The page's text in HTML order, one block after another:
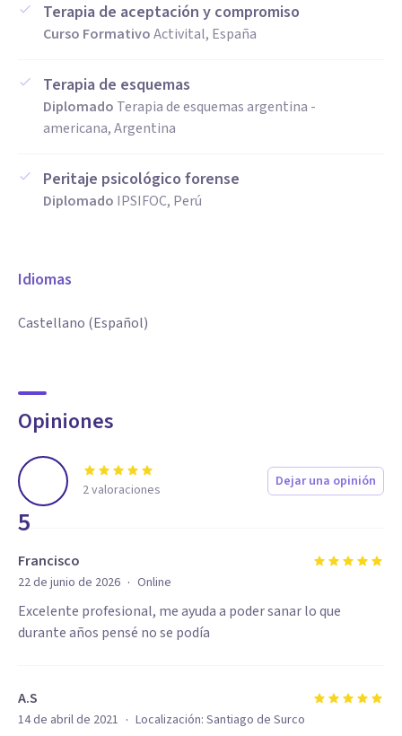
Terapia de aceptación y compromiso
Curso FormativoActivital, España
Terapia de esquemas
Diplomado Terapia de esquemas argentina -
americana, Argentina
Peritaje psicológico forense
Diplomado IPSIFOC, Perú
Idiomas
Castellano (Español)
Opiniones
5
2valoraciones Dejar una opinión
Francisco
22 de junio de 2026 · Online
Excelente profesional, me ayuda a poder sanar lo que
durante años pensé no se podía
A.S
14 de abril de 2021 · Localización: Santiago de Surco